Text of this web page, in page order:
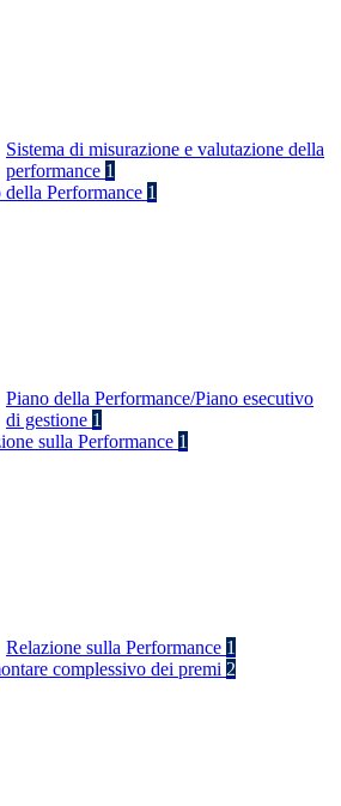
Sistema di misurazione e valutazione della
performance 1
della Performance 1
Piano della Performance/Piano esecutivo
di gestione 1
sulla Performance 1
Relazione sulla Performance 1
complessivo dei premi 2